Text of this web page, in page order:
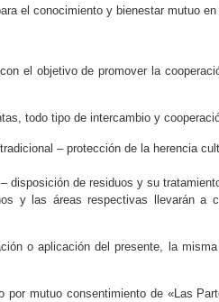
el conocimiento y bienestar mutuo
el objetivo de promover la
todo tipo de intercambio y
– protección de la herencia
disposición de residuos y su
y las áreas respectivas llevarán a
o aplicación del presente, la
mutuo consentimiento de «Las